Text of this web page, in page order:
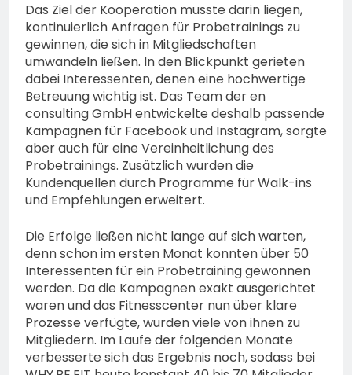
Das Ziel der Kooperation musste darin liegen,
kontinuierlich Anfragen für Probetrainings zu
gewinnen, die sich in Mitgliedschaften
umwandeln ließen. In den Blickpunkt gerieten
dabei Interessenten, denen eine hochwertige
Betreuung wichtig ist. Das Team der en
consulting GmbH entwickelte deshalb passende
Kampagnen für Facebook und Instagram, sorgte
aber auch für eine Vereinheitlichung des
Probetrainings. Zusätzlich wurden die
Kundenquellen durch Programme für Walk-ins
und Empfehlungen erweitert.
Die Erfolge ließen nicht lange auf sich warten,
denn schon im ersten Monat konnten über 50
Interessenten für ein Probetraining gewonnen
werden. Da die Kampagnen exakt ausgerichtet
waren und das Fitnesscenter nun über klare
Prozesse verfügte, wurden viele von ihnen zu
Mitgliedern. Im Laufe der folgenden Monate
verbesserte sich das Ergebnis noch, sodass bei